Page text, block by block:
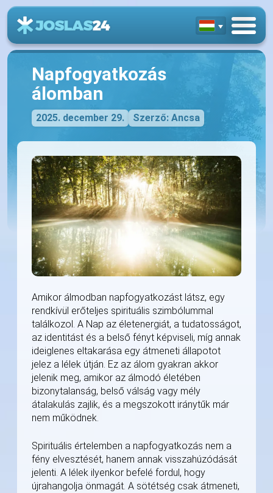
Napfogyatkozás
álomban
2025. december 29. Szerző: Ancsa
Amikor álmodban napfogyatkozást látsz, egy
rendkívül erőteljes spirituális szimbólummal
találkozol. A Nap az életenergiát, a tudatosságot,
az identitást és a belső fényt képviseli, míg annak
ideiglenes eltakarása egy átmeneti állapotot
jelez a lélek útján. Ez az álom gyakran akkor
jelenik meg, amikor az álmodó életében
bizonytalanság, belső válság vagy mély
átalakulás zajlik, és a megszokott iránytűk már
nem működnek.
Spirituális értelemben a napfogyatkozás nem a
fény elvesztését, hanem annak visszahúzódását
jelenti. A lélek ilyenkor befelé fordul, hogy
újrahangolja önmagát. A sötétség csak átmeneti,